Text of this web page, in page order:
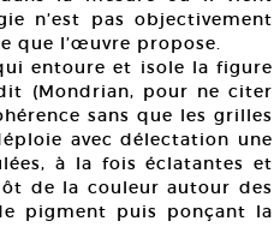
n’est pas objectivement
que l’œuvre propose.
entoure et isole la figure
(Mondrian, pour ne citer
sans que les grilles
avec délectation une
à la fois éclatantes et
de la couleur autour des
pigment puis ponçant la